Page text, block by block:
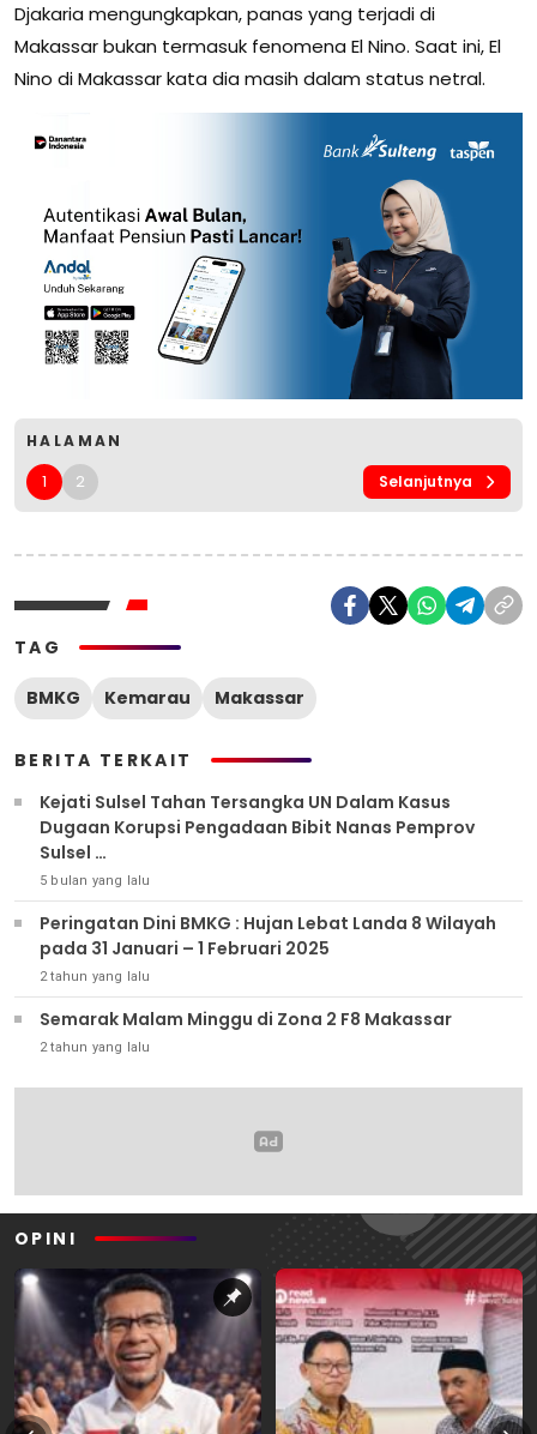
Djakaria mengungkapkan, panas yang terjadi di
Makassar bukan termasuk fenomena El Nino. Saat ini, El
Nino di Makassar kata dia masih dalam status netral.
HALAMAN
1 2 Selanjutnya
TAG
BMKG Kemarau Makassar
BERITA TERKAIT
Kejati Sulsel Tahan Tersangka UN Dalam Kasus
Dugaan Korupsi Pengadaan Bibit Nanas Pemprov
Sulsel
Kejati Sulsel Tahan Tersangka UN, Kasus Korupsi Bibit
Nanas Bertambah Jadi Enam Orang
5 bulan yang lalu
Peringatan Dini BMKG : Hujan Lebat Landa 8 Wilayah
pada 31 Januari – 1 Februari 2025
2 tahun yang lalu
Semarak Malam Minggu di Zona 2 F8 Makassar
2 tahun yang lalu
OPINI